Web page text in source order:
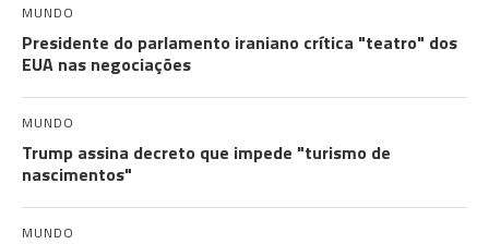
MUNDO
Presidente do parlamento iraniano crítica "teatro" dos
EUA nas negociações
MUNDO
Trump assina decreto que impede "turismo de
nascimentos"
MUNDO